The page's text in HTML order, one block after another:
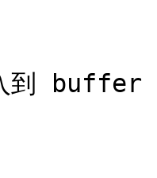
到 buffer